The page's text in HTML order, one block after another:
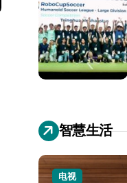
智慧生活
电视